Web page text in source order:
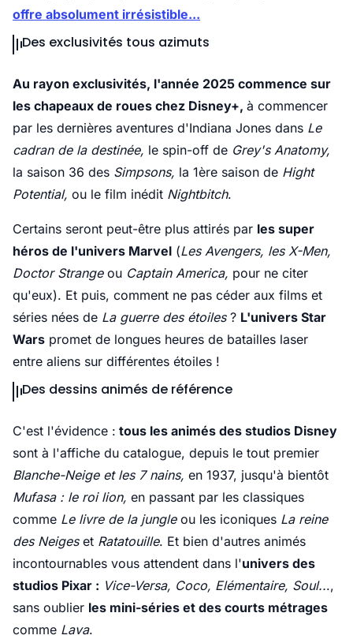
offre absolument irrésistible...
Des exclusivités tous azimuts
Au rayon exclusivités, l'année 2025 commence sur
les chapeaux de roues chez Disney+, à commencer
par les dernières aventures d'Indiana Jones dans Le
cadran de la destinée, le spin-off de Grey's Anatomy,
la saison 36 des Simpsons, la 1ère saison de Hight
Potential, ou le film inédit Nightbitch.
Certains seront peut-être plus attirés par les super
héros de l'univers Marvel (Les Avengers, les X-Men,
Doctor Strangeou Captain America, pour ne citer
qu'eux). Et puis, comment ne pas céder aux films et
séries nées de La guerre des étoiles? L'univers Star
Wars promet de longues heures de batailles laser
entre aliens sur différentes étoiles !
Des dessins animés de référence
C'est l'évidence : tous les animés des studios Disney
sont à l'affiche du catalogue, depuis le tout premier
Blanche-Neige et les 7 nains, en 1937, jusqu'à bientôt
Mufasa : le roi lion, en passant par les classiques
comme Le livre de la jungleou les iconiques La reine
des Neigeset Ratatouille. Et bien d'autres animés
incontournables vous attendent dans l'univers des
studios Pixar : Vice-Versa, Coco, Elémentaire, Soul...,
sans oublier les mini-séries et des courts métrages
comme Lava.